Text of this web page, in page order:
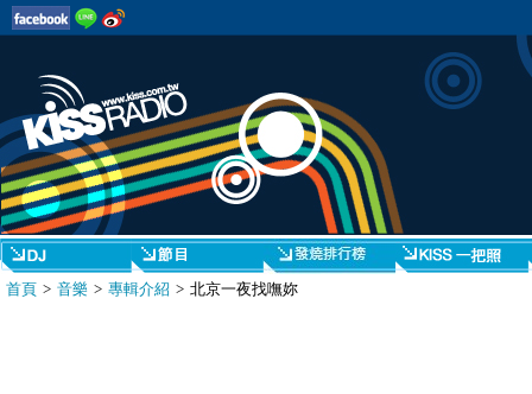
首頁 > 音樂 > 專輯介紹 > 北京一夜找嘸妳